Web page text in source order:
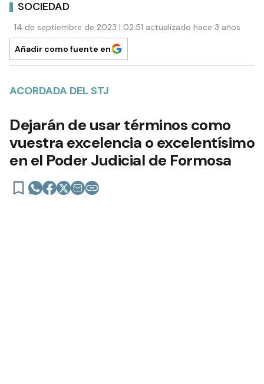
SOCIEDAD
14 de septiembre de 2023 | 02:51 actualizado hace 3 años
Añadir como fuente en
ACORDADA DEL STJ
Dejarán de usar términos como
vuestra excelencia o excelentísimo
en el Poder Judicial de Formosa